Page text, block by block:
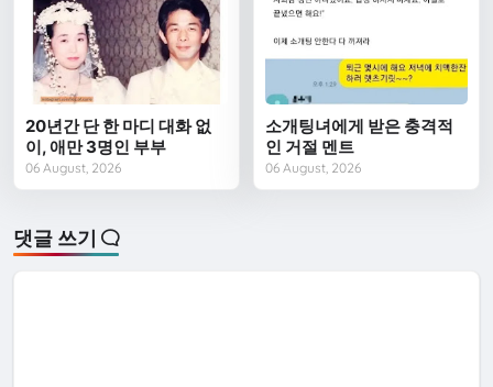
20년간 단 한 마디 대화 없
이, 애만 3명인 부부
06 August, 2026
소개팅녀에게 받은 충격적
인 거절 멘트
06 August, 2026
댓글 쓰기